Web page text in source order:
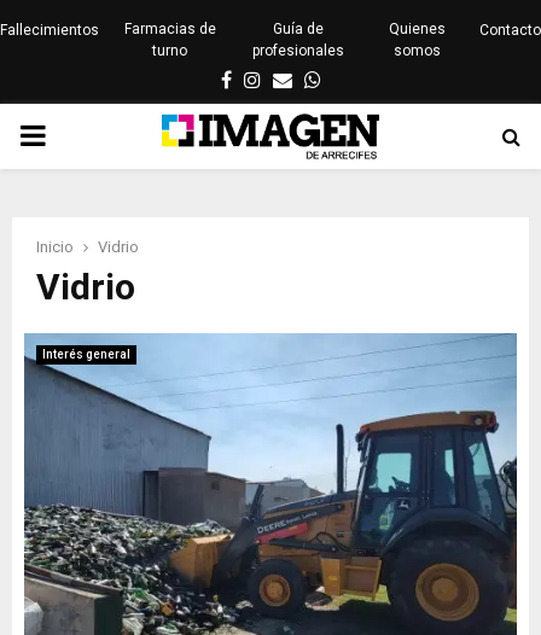
Fallecimientos
Farmacias de
turno
Guía de
profesionales
Quienes
somos
Contacto
Facebook
Instagram
EmailWhatsapp
PRIMARY
Inicio Vidrio
Vidrio
Interés general